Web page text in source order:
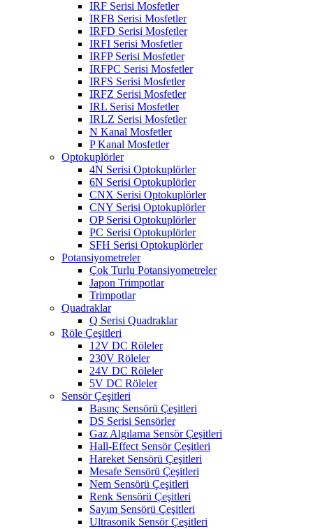
IRF Serisi Mosfetler
IRFB Serisi Mosfetler
IRFD Serisi Mosfetler
IRFI Serisi Mosfetler
IRFP Serisi Mosfetler
IRFPC Serisi Mosfetler
IRFS Serisi Mosfetler
IRFZ Serisi Mosfetler
IRL Serisi Mosfetler
IRLZ Serisi Mosfetler
N Kanal Mosfetler
P Kanal Mosfetler
Optokuplörler
4N Serisi Optokuplörler
6N Serisi Optokuplörler
CNX Serisi Optokuplörler
CNY Serisi Optokuplörler
OP Serisi Optokuplörler
PC Serisi Optokuplörler
SFH Serisi Optokuplörler
Potansiyometreler
Çok Turlu Potansiyometreler
Japon Trimpotlar
Trimpotlar
Quadraklar
Q Serisi Quadraklar
Röle Çeşitleri
12V DC Röleler
230V Röleler
24V DC Röleler
5V DC Röleler
Sensör Çeşitleri
Basınç Sensörü Çeşitleri
DS Serisi Sensörler
Gaz Algılama Sensör Çeşitleri
Hall-Effect Sensör Çeşitleri
Hareket Sensörü Çeşitleri
Mesafe Sensörü Çeşitleri
Nem Sensörü Çeşitleri
Renk Sensörü Çeşitleri
Sayım Sensörü Çeşitleri
Ultrasonik Sensör Çeşitleri